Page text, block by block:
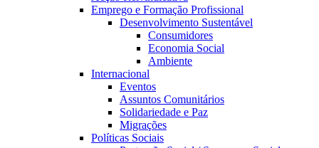
Emprego e Formação Profissional
Desenvolvimento Sustentável
Consumidores
Economia Social
Ambiente
Internacional
Eventos
Assuntos Comunitários
Solidariedade e Paz
Migrações
Políticas Sociais